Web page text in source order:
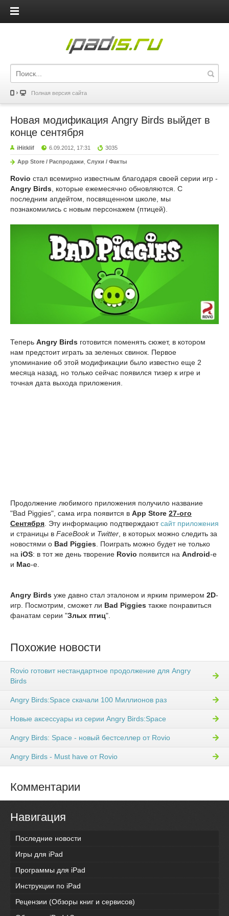
iPadis.ru
Полная версия сайта
Новая модификация Angry Birds выйдет в
конце сентября
iHitklif 6.09.2012, 17:31 3035
App Store / Распродажи Слухи / Факты
Rovio стал всемирно известным благодаря своей серии игр -
Angry Birds , которые ежемесячно обновляются. С
последним апдейтом, посвященном школе, мы
познакомились с новым персонажем (птицей).
Теперь Angry Birds готовится поменять сюжет, в котором
нам предстоит играть за зеленых свинок. Первое
упоминание об этой модификации было известно еще 2
месяца назад, но только сейчас появился тизер к игре и
точная дата выхода приложения.
Продолжение любимого приложения получило название
"Bad Piggies", сама игра появится в App Store 27-ого
Сентября . Эту информацию подтверждаютсайт приложения
и страницы в FaceBookи Twitter , в которых можно следить за
новостями о Bad Piggies . Поиграть можно будет не только
на iOS: в тот же день творение Rovio появится на Android-е
и Mac-е.
Angry Birds уже давно стал эталоном и ярким примером 2D-
игр. Посмотрим, сможет ли Bad Piggies также понравиться
фанатам серии "Злых птиц".
Похожие новости
Rovio готовит нестандартное продолжение для Angry
Birds
Angry Birds:Space скачали 100 Миллионов раз
Новые аксессуары из серии Angry Birds:Space
Angry Birds: Space - новый бестселлер от Rovio
Angry Birds - Must have от Rovio
Комментарии
Навигация
Последние новости
Игры для iPad
Программы для iPad
Инструкции по iPad
Рецензии (Обзоры книг и сервисов)